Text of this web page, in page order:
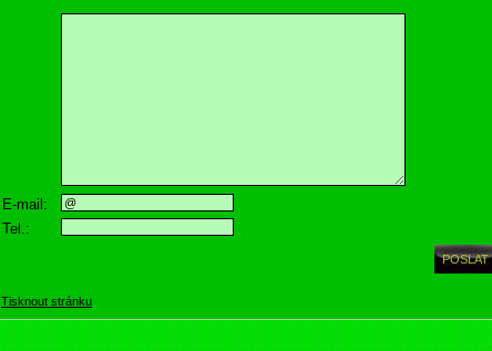
E-mail:
Tel.:
Tisknout stránku